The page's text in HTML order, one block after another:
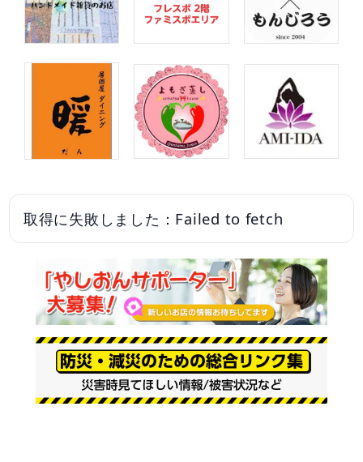
取得に失敗しました：Failed to fetch